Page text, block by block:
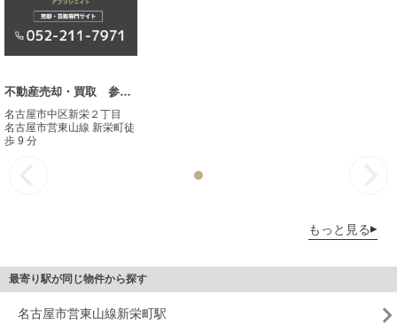
不動産売却・買取 参考事例
名古屋市中区新栄２丁目
名古屋市営東山線 新栄町徒
歩 9 分
もっと見る
最寄り駅が同じ物件から探す
名古屋市営東山線新栄町駅